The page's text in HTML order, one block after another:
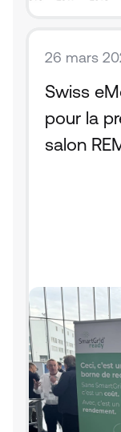
26 mars
Swiss
pour la
salon